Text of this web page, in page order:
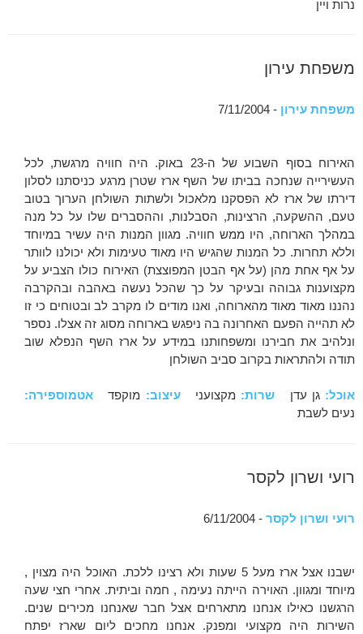
נרות ויין
משפחת עירון
משפחת עירון - 7/11/2004
האירוח בסוף השבוע של ה-23 באוק. היה חוויה מרגשת, לכל
העשירייה שנחכה בביתו של השף ארז שטרן מרגע כניסתנו לסלון
דירתו של ארז לא הפסקנו מלאכול ולשתות השולחן הערוך בטוב
טעם, ההשקעה, הרצינות, הסבלנות, וההסברים שלו על כל מנה
במהלך הארוחה, היו ממש חוויה. מגוון המנות היה עשיר במיוחד
וללא תחרות. כל המנות שהגיש היו מאוד טעימות ולא יכולנו לוותר
על אף אחת מהן (על אף הבטן המפוצצת) האירוח כולו הצביע על
מקצוענות גבוהה ובעיקר על כך שהכל נעשה באהבה ובהקרבה
נהננו מאוד מאוד מהארוחה, ואנו מודים לו מקרב לב ובטוחים כי זו
לא תהייה הפעם האחרונה בה ניפגש בארוחה מסוג זה אצלו. נספר
ונלהיב את חבירנו ומשפחותנו במידע על ארז השף הנפלא שוב
תודה ולהתראות בקרוב סביב השולחן
אוכל: גן עדן שרות: מקצועניעיצוב: מוקפד אטמוספירה:
נעים לשבת
רועי ושרון לקסר
רועי ושרון לקסר - 6/11/2004
ישבנו אצל ארז מעל 5 שעות ולא רצינו ללכת. האוכל היה מצוין ,
מיוחד ומגוון. האוירה הייתה נעימה , חמה וביתית. אחרי חצי שעה
הרגשנו כאילו אנחנו מתארחים אצל חבר שאנחנו מכירים שנים.
השירות היה מקצועי ומפנק. אנחנו מחכים ליום שארז יפתח